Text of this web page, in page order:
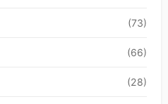
(73)
(66)
(28)